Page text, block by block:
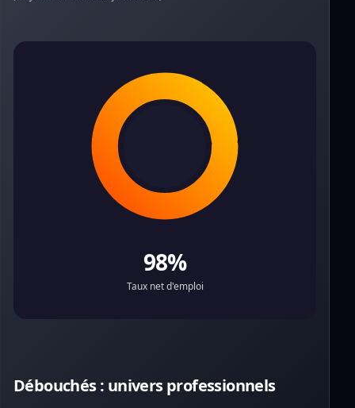
98%
Taux net d'emploi
Débouchés : univers professionnels